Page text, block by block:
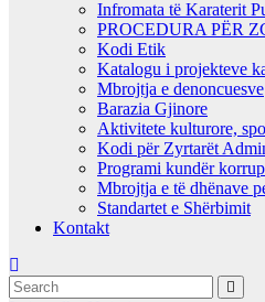
Infromata të Karaterit
PROCEDURA PËR
Kodi Etik
Katalogu i projekteve
Mbrojtja e denoncuesve
Barazia Gjinore
Aktivitete kulturore,
Kodi për Zyrtarët
Programi kundër
Mbrojtja e të dhënave
Standartet e Shërbimit
Kontakt